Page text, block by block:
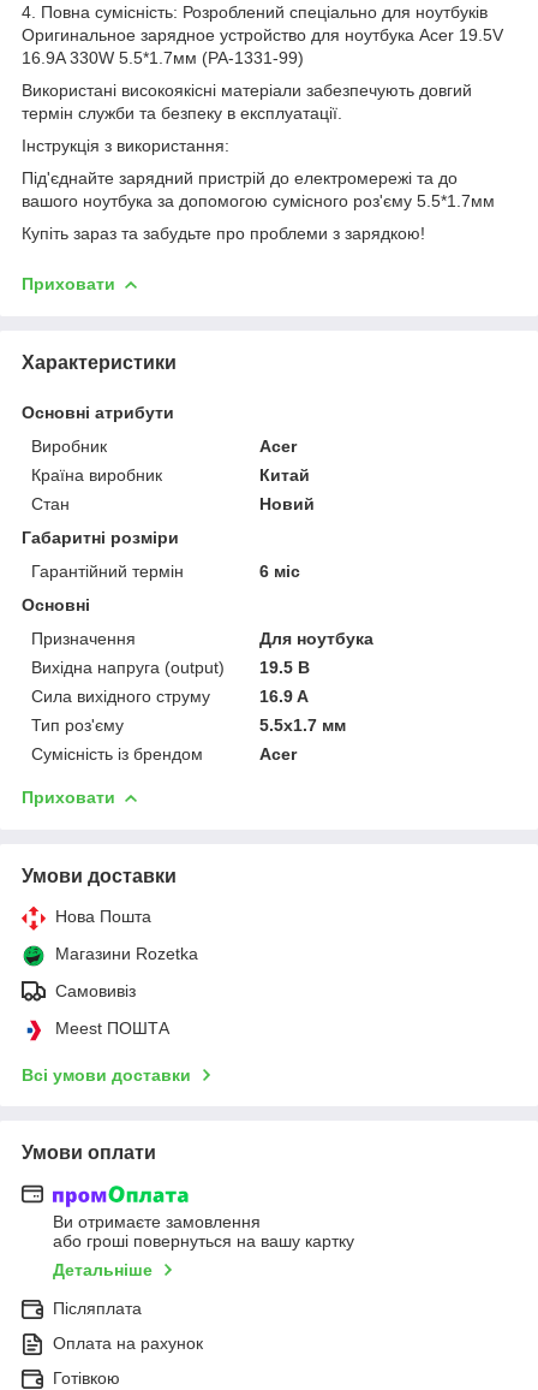
4. Повна сумісність: Розроблений спеціально для ноутбуків
Оригинальное зарядное устройство для ноутбука Acer 19.5V
16.9A 330W 5.5*1.7мм (PA-1331-99)
Використані високоякісні матеріали забезпечують довгий
термін служби та безпеку в експлуатації.
Інструкція з використання:
Під'єднайте зарядний пристрій до електромережі та до
вашого ноутбука за допомогою сумісного роз'єму 5.5*1.7мм
Купіть зараз та забудьте про проблеми з зарядкою!
Приховати
Характеристики
Основні атрибути
Виробник
Acer
Країна виробник
Китай
Стан
Новий
Габаритні розміри
Гарантійний термін
6 міс
Основні
Призначення
Для ноутбука
Вихідна напруга (output)
19.5 В
Сила вихідного струму
16.9 A
Тип роз'єму
5.5x1.7 мм
Сумісність із брендом
Acer
Приховати
Умови доставки
Нова Пошта
Магазини Rozetka
Самовивіз
Meest ПОШТА
Всі умови доставки
Умови оплати
Ви отримаєте замовлення
або гроші повернуться на вашу картку
Детальніше
Післяплата
Оплата на рахунок
Готівкою